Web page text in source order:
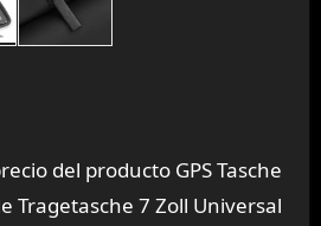
del producto GPS Tasche
Tragetasche 7 Zoll Universal